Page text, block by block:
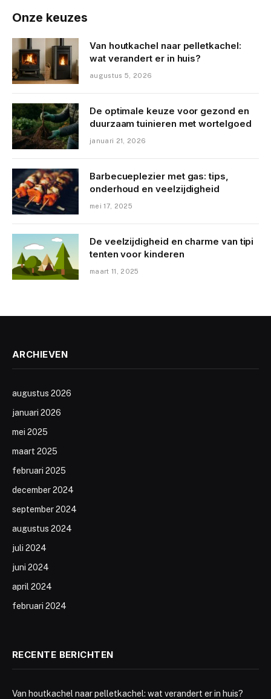
Onze keuzes
Van houtkachel naar pelletkachel:
wat verandert er in huis?
augustus 5, 2026
De optimale keuze voor gezond en
duurzaam tuinieren met wortelgoed
januari 21, 2026
Barbecueplezier met gas: tips,
onderhoud en veelzijdigheid
mei 17, 2025
De veelzijdigheid en charme van tipi
tenten voor kinderen
maart 11, 2025
ARCHIEVEN
augustus 2026
januari 2026
mei 2025
maart 2025
februari 2025
december 2024
september 2024
augustus 2024
juli 2024
juni 2024
april 2024
februari 2024
RECENTE BERICHTEN
Van houtkachel naar pelletkachel: wat verandert er in huis?